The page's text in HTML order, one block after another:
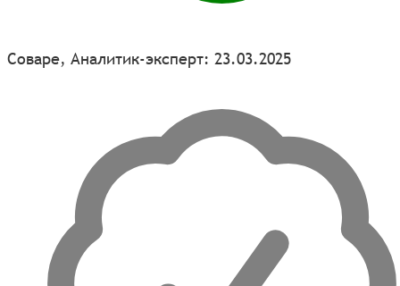
Соваре, Аналитик-эксперт: 23.03.2025